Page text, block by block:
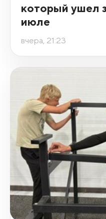
который ушел
июле
вчера, 21:23